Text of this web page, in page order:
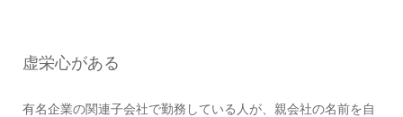
虚栄心がある
有名企業の関連子会社で勤務している人が、親会社の名前を自